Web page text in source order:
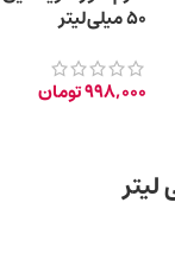
50 میلی‌لیتر
998,000تومان